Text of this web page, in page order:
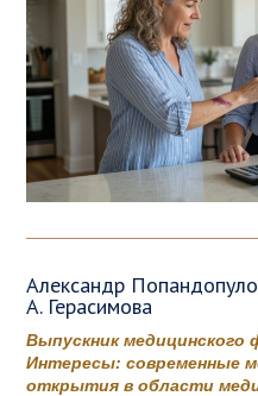
Александр
А. Герасимова
Выпускник медицинского
Интересы: современные
открытия в области